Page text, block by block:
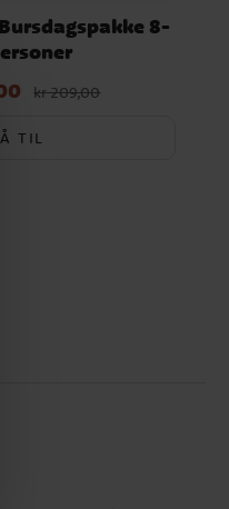
8-
kr 199,00Opprinnelig
kr 209,00
kr 209,00
TIL